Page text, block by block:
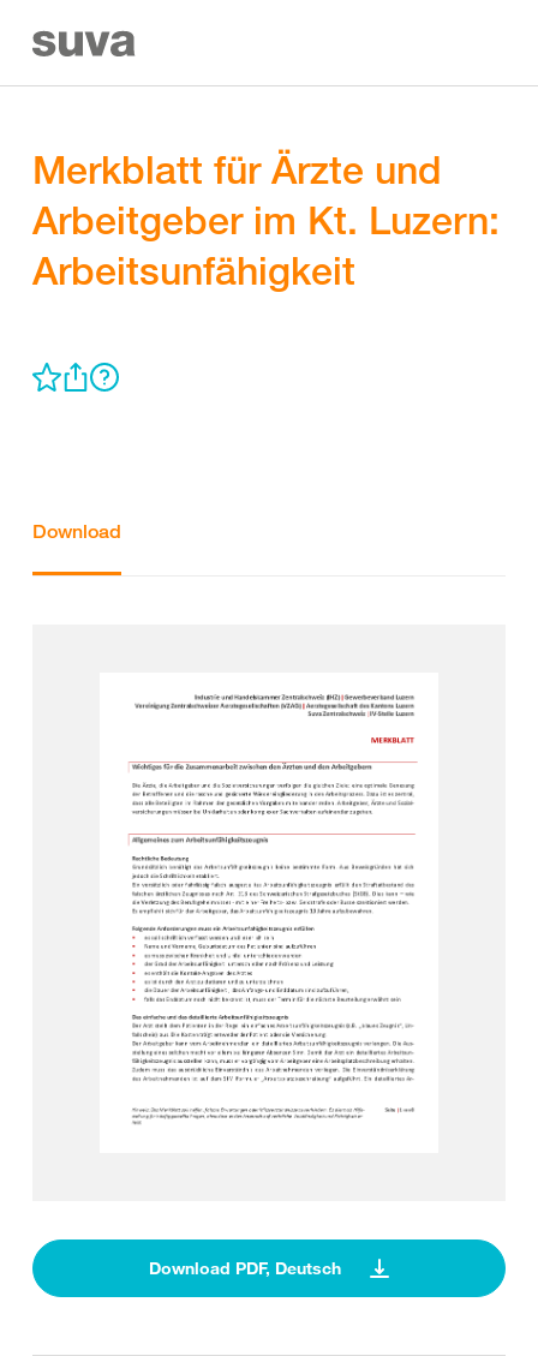
Merkblatt für Ärzte und
Arbeitgeber im Kt. Luzern:
Arbeitsunfähigkeit
Download
Download PDF, Deutsch